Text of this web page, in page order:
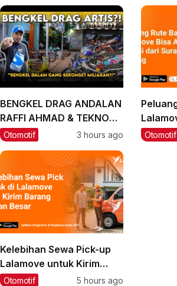
BENGKEL DRAG ANDALAN
RAFFI AHMAD & TEKNO
TUNER, BIARPUN DALAM
MILIARAN‼️
Otomotif 3 hours ago
Barang
Otomotif
Kelebihan Sewa Pick-up
Lalamove untuk Kirim
Barang Muatan Besar
Otomotif 5 hours ago